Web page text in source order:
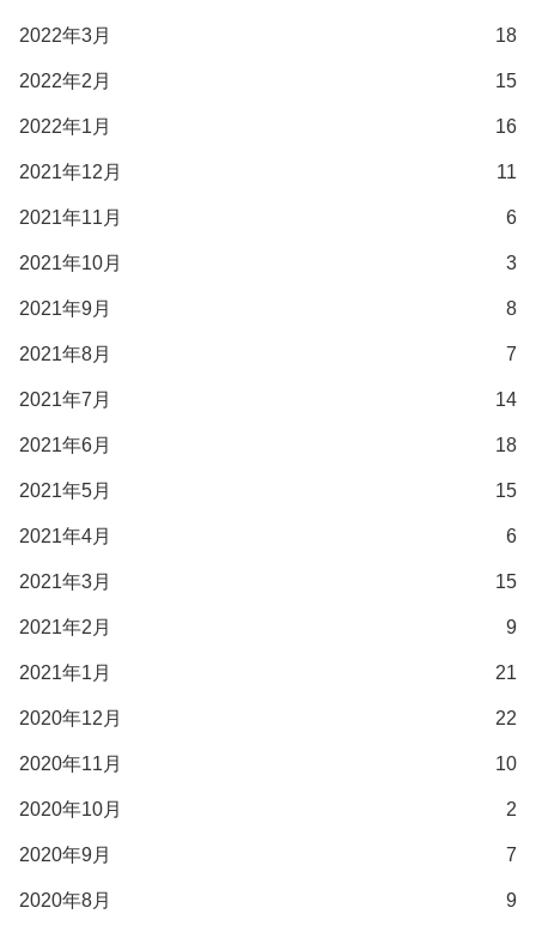
2022年3月 18
2022年2月 15
2022年1月 16
2021年12月 11
2021年11月 6
2021年10月 3
2021年9月 8
2021年8月 7
2021年7月 14
2021年6月 18
2021年5月 15
2021年4月 6
2021年3月 15
2021年2月 9
2021年1月 21
2020年12月 22
2020年11月 10
2020年10月 2
2020年9月 7
2020年8月 9